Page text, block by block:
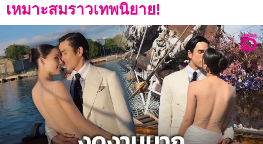
เหมาะสมราวเทพนิยาย!